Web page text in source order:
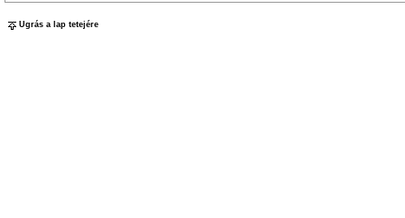
Ugrás a lap tetejére